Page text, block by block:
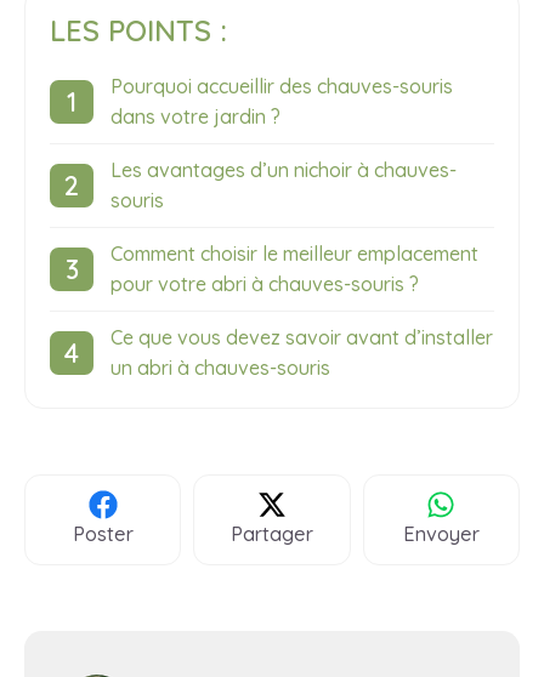
LES POINTS :
Pourquoi accueillir des chauves-souris
dans votre jardin ?
Les avantages d’un nichoir à chauves-
souris
Comment choisir le meilleur emplacement
pour votre abri à chauves-souris ?
Ce que vous devez savoir avant d’installer
un abri à chauves-souris
Poster Partager Envoyer